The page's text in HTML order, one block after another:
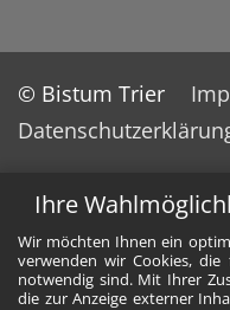
Ihre
Wir möchten Ihnen ein
verwenden wir Cookies,
notwendig sind. Mit Ihrer
die zur Anzeige externer
© Bistum Trier